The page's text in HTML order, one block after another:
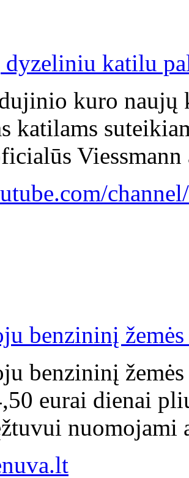
katilu
kuro naujų
katilams
benzininį
benzininį
eurai dienai
nuomojami